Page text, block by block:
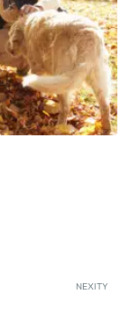
d'eau ainsi
aux
dans un
il profite
paisible et
>>
NEXITY